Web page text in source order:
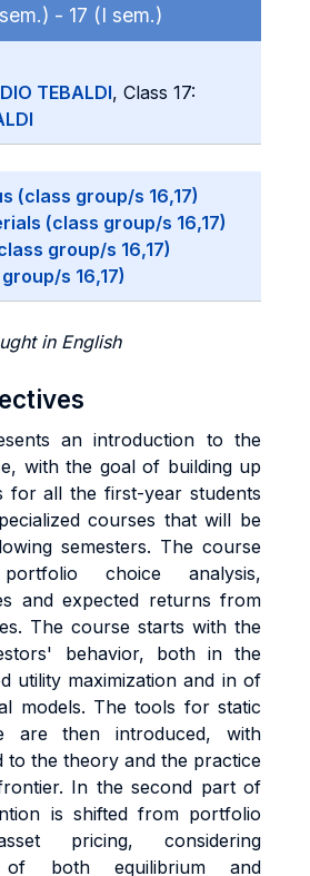
- 17 (I sem.)
TEBALDI, Class 17:
(class group/s 16,17)
(class group/s 16,17)
group/s 16,17)
s 16,17)
in English
an introduction to the
with the goal of building up
for all the first-year students
courses that will be
semesters. The course
choice analysis,
and expected returns from
The course starts with the
behavior, both in the
utility maximization and in of
models. The tools for static
are then introduced, with
to the theory and the practice
In the second part of
is shifted from portfolio
pricing, considering
of both equilibrium and